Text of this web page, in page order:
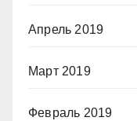
Апрель 2019
Март 2019
Февраль 2019